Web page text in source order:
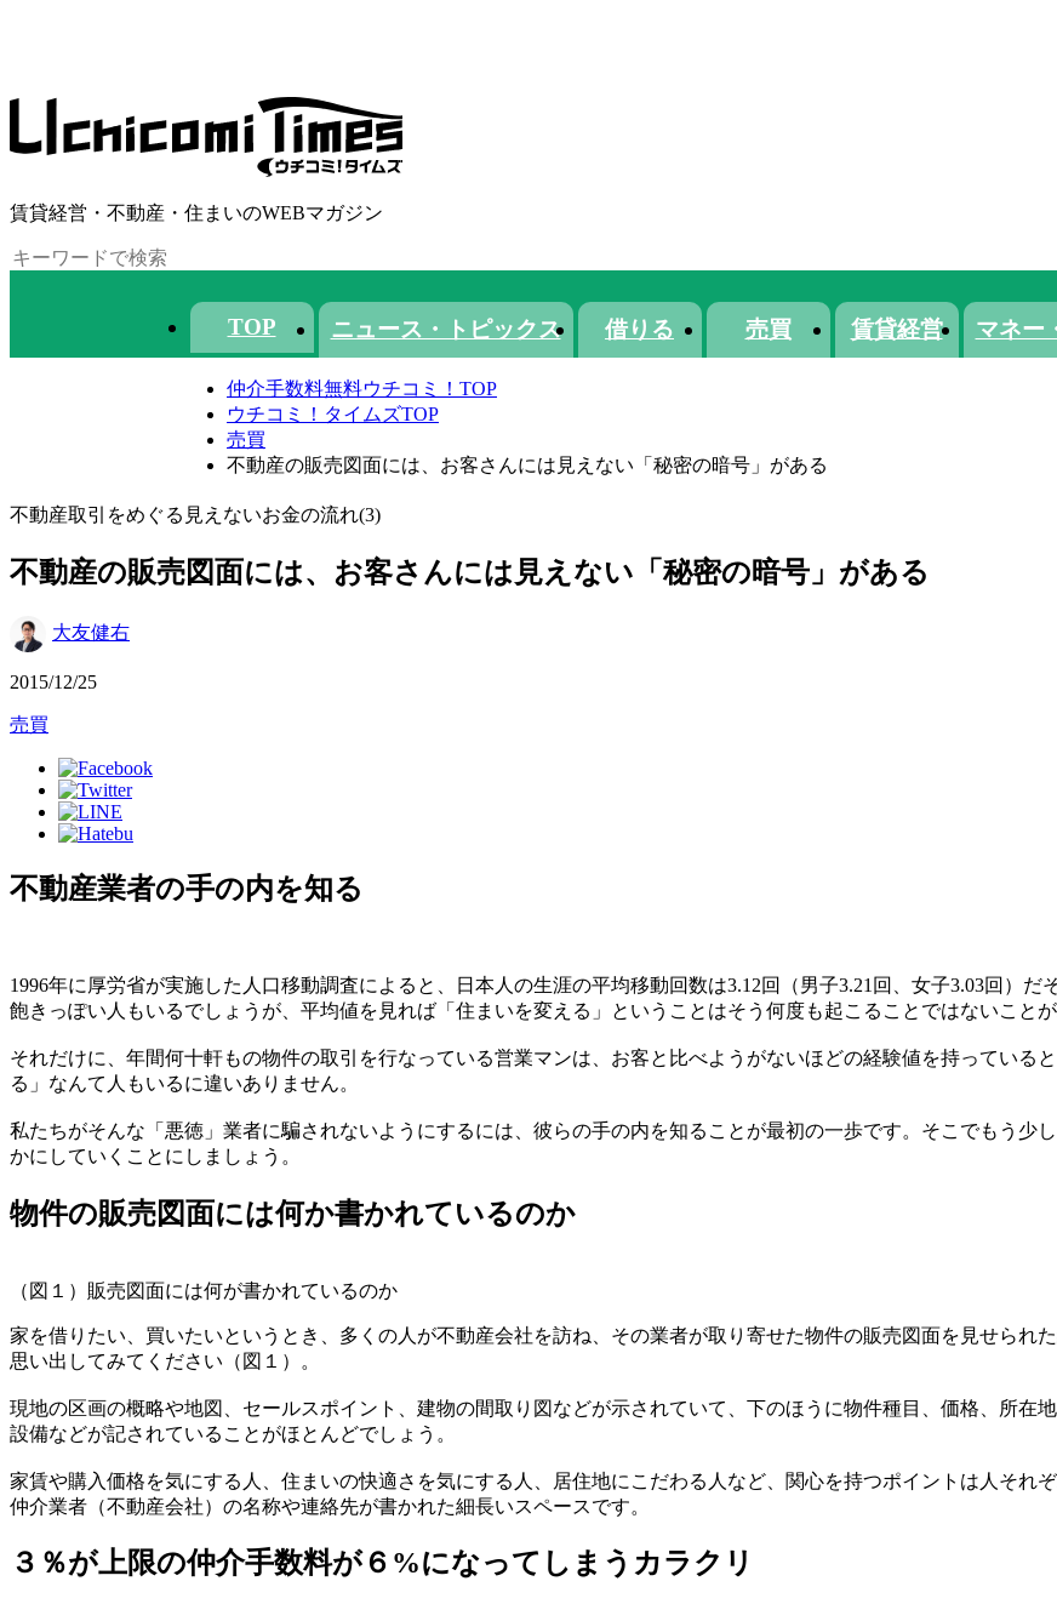
賃貸経営・不動産・住まいのWEBマガジン
TOP ニュース・トピックス 借りる 売買 賃貸経営 マネー
仲介手数料無料ウチコミ！TOP
ウチコミ！タイムズTOP
売買
不動産の販売図面には、お客さんには見えない「秘密の暗号」がある
不動産取引をめぐる見えないお金の流れ(3)
不動産の販売図面には、お客さんには見えない「秘密の暗号」がある
大友健右
2015/12/25
売買
不動産業者の手の内を知る
1996年に厚労省が実施した人口移動調査によると、日本人の生涯の平均移動回数は3.12回（男子3.21回、女子3.03回）
飽きっぽい人もいるでしょうが、平均値を見れば「住まいを変える」ということはそう何度も起こることではないことが
それだけに、年間何十軒もの物件の取引を行なっている営業マンは、お客と比べようがないほどの経験値を持っている
る」なんて人もいるに違いありません。
私たちがそんな「悪徳」業者に騙されないようにするには、彼らの手の内を知ることが最初の一歩です。そこでもう少
かにしていくことにしましょう。
物件の販売図面には何か書かれているのか
（図１）販売図面には何が書かれているのか
家を借りたい、買いたいというとき、多くの人が不動産会社を訪ね、その業者が取り寄せた物件の販売図面を見せられ
思い出してみてください （図１） 。
現地の区画の概略や地図、セールスポイント、建物の間取り図などが示されていて、下のほうに物件種目、価格、所在
設備などが記されていることがほとんどでしょう。
家賃や購入価格を気にする人、住まいの快適さを気にする人、居住地にこだわる人など、関心を持つポイントは人それ
仲介業者（不動産会社）の名称や連絡先が書かれた細長いスペースです。
３％が上限の仲介手数料が６%になってしまうカラクリ